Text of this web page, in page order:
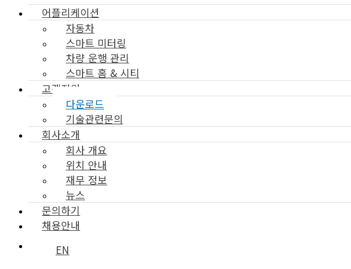
어플리케이션
자동차
스마트 미터링
차량 운행 관리
스마트 홈 & 시티
고객지원
다운로드
기술관련문의
회사소개
회사 개요
위치 안내
재무 정보
뉴스
문의하기
채용안내
EN